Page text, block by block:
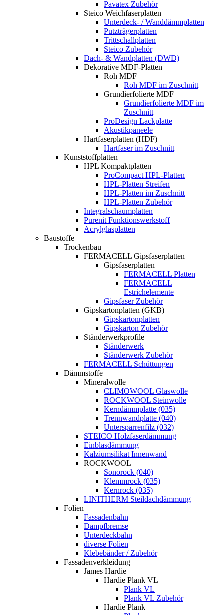
Pavatex Zubehör
Steico Weichfaserplatten
Unterdeck- / Wanddämmplatten
Putzträgerplatten
Trittschallplatten
Steico Zubehör
Dach- & Wandplatten (DWD)
Dekorative MDF-Platten
Roh MDF
Roh MDF im Zuschnitt
Grundierfolierte MDF
Grundierfolierte MDF im
Zuschnitt
ProDesign Lackplatte
Akustikpaneele
Hartfaserplatten (HDF)
Hartfaser im Zuschnitt
Kunststoffplatten
HPL Kompaktplatten
ProCompact HPL-Platten
HPL-Platten Streifen
HPL-Platten im Zuschnitt
HPL-Platten Zubehör
Integralschaumplatten
Purenit Funktionswerkstoff
Acrylglasplatten
Baustoffe
Trockenbau
FERMACELL Gipsfaserplatten
Gipsfaserplatten
FERMACELL Platten
FERMACELL
Estrichelemente
Gipsfaser Zubehör
Gipskartonplatten (GKB)
Gipskartonplatten
Gipskarton Zubehör
Ständerwerkprofile
Ständerwerk
Ständerwerk Zubehör
FERMACELL Schüttungen
Dämmstoffe
Mineralwolle
CLIMOWOOL Glaswolle
ROCKWOOL Steinwolle
Kerndämmplatte (035)
Trennwandplatte (040)
Untersparrenfilz (032)
STEICO Holzfaserdämmung
Einblasdämmung
Kalziumsilikat Innenwand
ROCKWOOL
Sonorock (040)
Klemmrock (035)
Kernrock (035)
LINITHERM Steildachdämmung
Folien
Fassadenbahn
Dampfbremse
Unterdeckbahn
diverse Folien
Klebebänder / Zubehör
Fassadenverkleidung
James Hardie
Hardie Plank VL
Plank VL
Plank VL Zubehör
Hardie Plank